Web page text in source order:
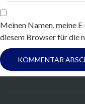
Meinen Namen, meine
diesem Browser für die